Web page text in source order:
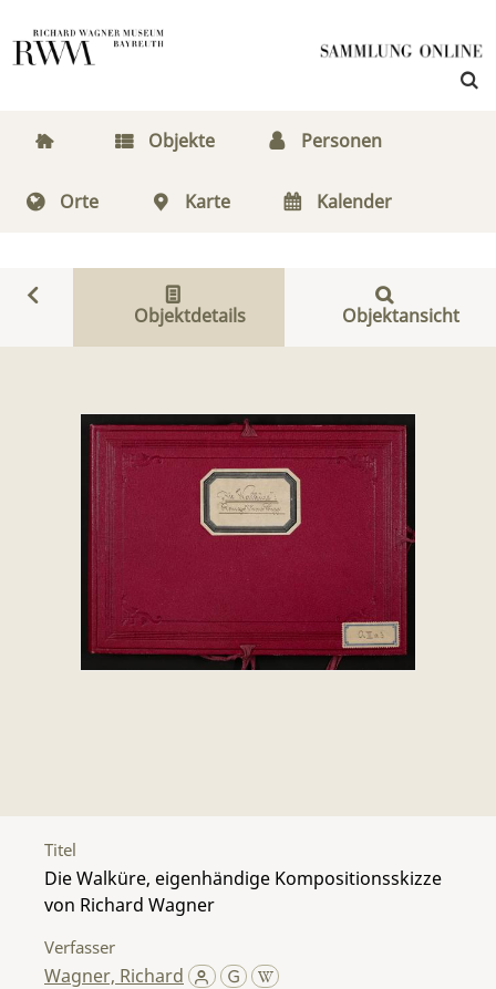
Objekte Personen
Orte Karte Kalender
Objektdetails Objektansicht
Titel
Die Walküre, eigenhändige Kompositionsskizze
von Richard Wagner
Verfasser
Wagner, Richard